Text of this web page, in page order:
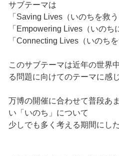
サブテーマは
「Saving Lives（いのちを救う
「Empowering Lives（いのち
「Connecting Lives（いのちを
このサブテーマは近年の世界
る問題に向けてのテーマに感じ
万博の開催に合わせて普段あ
い「いのち」について
少しでも多く考える期間にし